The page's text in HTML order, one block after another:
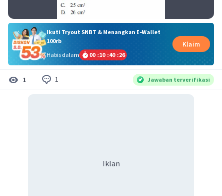
Ikuti Tryout SNBT & Menangkan E-Wallet
100rb
Habis dalam
00 :10 :40 :25
Klaim
1 1 Jawaban terverifikasi
Iklan